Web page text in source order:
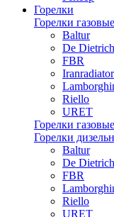
Горелки
Горелки газовые
Baltur
De Dietrich
FBR
Iranradiator
Riello
URET
Горелки
Горелки
Baltur
De Dietrich
FBR
Riello
URET